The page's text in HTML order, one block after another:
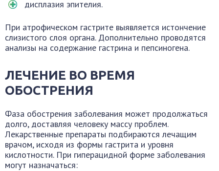
дисплазия эпителия.
При атрофическом гастрите выявляется истончение
слизистого слоя органа. Дополнительно проводятся
анализы на содержание гастрина и пепсиногена.
ЛЕЧЕНИЕ ВО ВРЕМЯ
ОБОСТРЕНИЯ
Фаза обострения заболевания может продолжаться
долго, доставляя человеку массу проблем.
Лекарственные препараты подбираются лечащим
врачом, исходя из формы гастрита и уровня
кислотности. При гиперацидной форме заболевания
могут назначаться: